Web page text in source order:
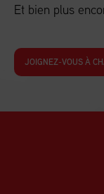
Et bien plus
JOIGNEZ-VOUS À